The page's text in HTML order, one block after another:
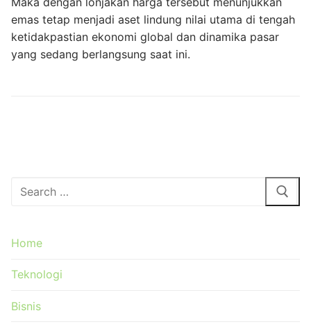
emas tetap menjadi aset lindung nilai utama di tengah
ketidakpastian ekonomi global dan dinamika pasar
yang sedang berlangsung saat ini.
Cari:
Home
Teknologi
Bisnis